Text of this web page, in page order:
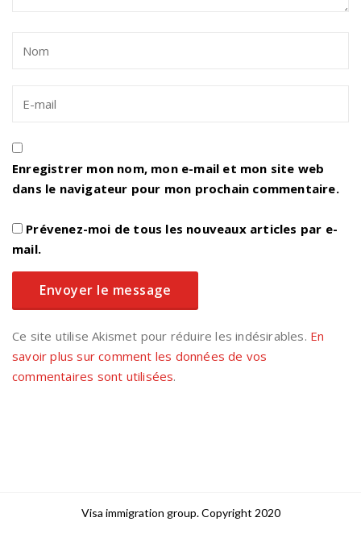
Enregistrer mon nom, mon e-mail et mon site web
dans le navigateur pour mon prochain commentaire.
Prévenez-moi de tous les nouveaux articles par e-
mail.
Ce site utilise Akismet pour réduire les indésirables. En
savoir plus sur comment les données de vos
commentaires sont utilisées.
Visa immigration group. Copyright 2020